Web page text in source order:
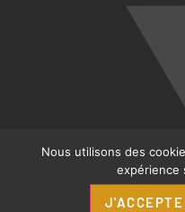
Nous utilisons des
expérience
J'ACCEPTE